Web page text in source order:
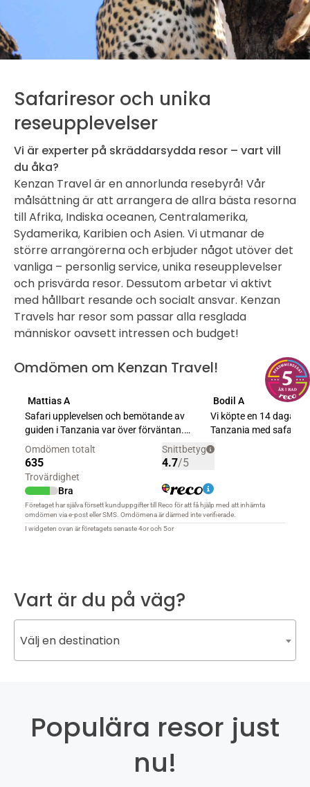
Safariresor och unika
reseupplevelser
Vi är experter på skräddarsydda resor – vart vill
du åka?
Kenzan Travel är en annorlunda resebyrå! Vår
målsättning är att arrangera de allra bästa resorna
till Afrika, Indiska oceanen, Centralamerika,
Sydamerika, Karibien och Asien. Vi utmanar de
större arrangörerna och erbjuder något utöver det
vanliga – personlig service, unika reseupplevelser
och prisvärda resor. Dessutom arbetar vi aktivt
med hållbart resande och socialt ansvar. Kenzan
Travels har resor som passar alla resglada
människor oavsett intressen och budget!
Omdömen om Kenzan Travel!
Vart är du på väg?
Välj en destination
Populära resor just
nu!